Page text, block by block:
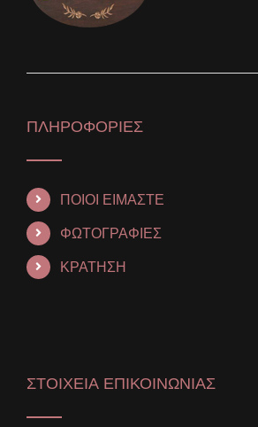
ΠΛΗΡΟΦΟΡΙΕΣ
ΠΟΙΟΙ ΕΙΜΑΣΤΕ
ΦΩΤΟΓΡΑΦΙΕΣ
ΚΡΑΤΗΣΗ
ΣΤΟΙΧΕΙΑ ΕΠΙΚΟΙΝΩΝΙΑΣ